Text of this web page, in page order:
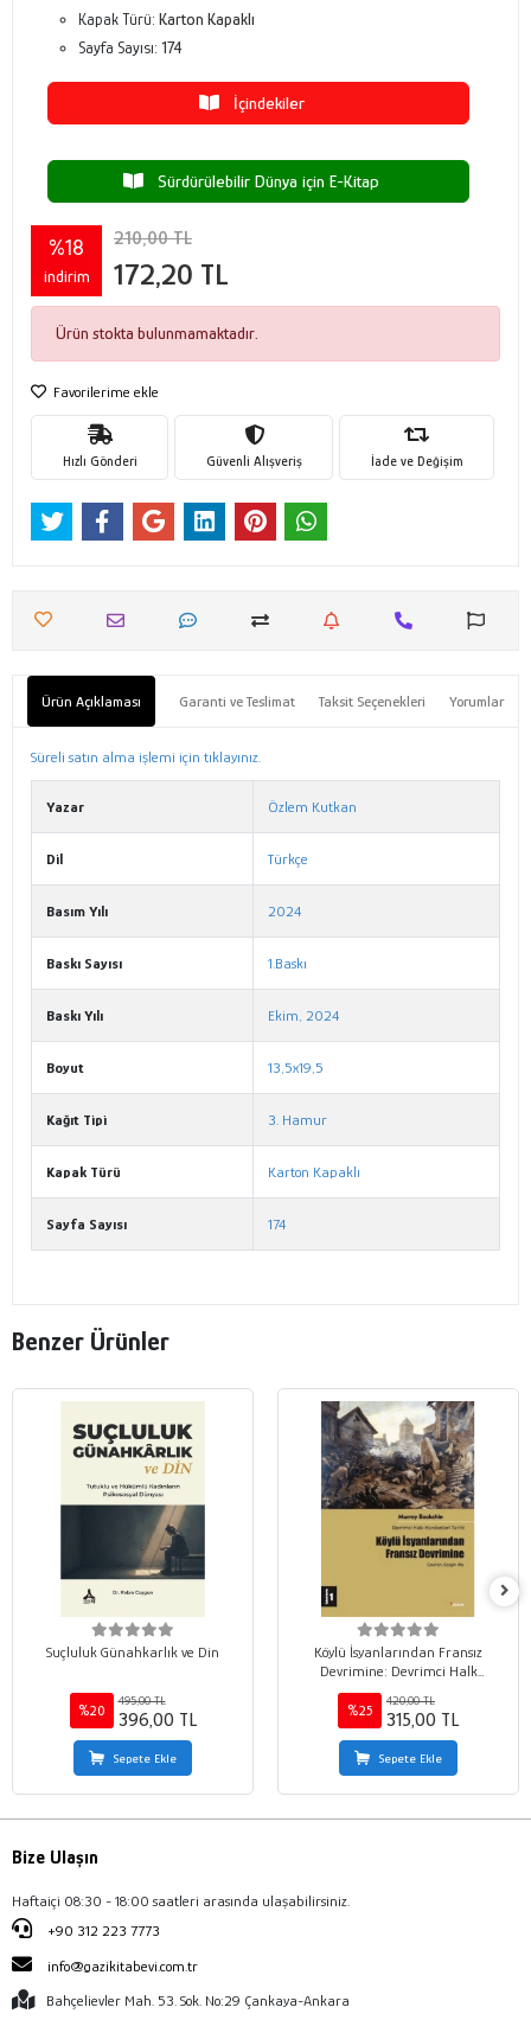
Kapak Türü: Karton Kapaklı
Sayfa Sayısı: 174
İçindekiler
Sürdürülebilir Dünya için E-Kitap
%18
indirim
210,00 TL
172,20 TL
Ürün stokta bulunmamaktadır.
Favorilerime ekle
Hızlı Gönderi Güvenli Alışveriş İade ve Değişim
Ürün Açıklaması Garanti ve Teslimat Taksit Seçenekleri Yorumlar
Süreli satın alma işlemi için tıklayınız.
Yazar Özlem Kutkan
Dil Türkçe
Basım Yılı 2024
Baskı Sayısı 1.Baskı
Baskı Yılı Ekim, 2024
Boyut 13,5x19,5
Kağıt Tipi 3. Hamur
Kapak Türü Karton Kapaklı
Sayfa Sayısı 174
Benzer Ürünler
Suçluluk Günahkarlık ve Din
%20
495,00 TL
396,00 TL
Sepete Ekle
Köylü İsyanlarından Fransız
Devrimine: Devrimci Halk
Hareketleri Tarihi 1
%25
420,00 TL
315,00 TL
Sepete Ekle
Bize Ulaşın
Haftaiçi 08:30 - 18:00 saatleri arasında ulaşabilirsiniz.
+90 312 223 7773
info@gazikitabevi.com.tr
Bahçelievler Mah. 53. Sok. No:29 Çankaya-Ankara